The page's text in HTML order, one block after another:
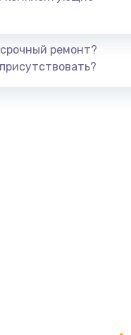
Тюнинг динамиков
ремонт?